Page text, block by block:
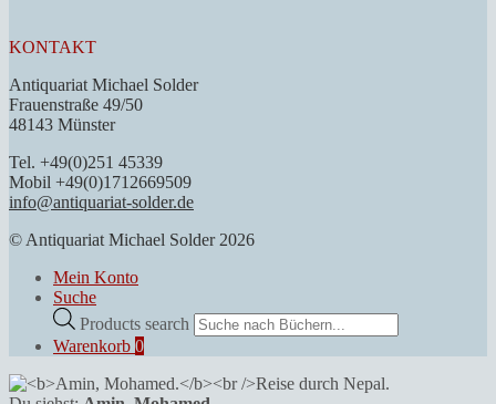
KONTAKT
Antiquariat Michael Solder
Frauenstraße 49/50
48143 Münster
Tel. +49(0)251 45339
Mobil +49(0)1712669509
info@antiquariat-solder.de
© Antiquariat Michael Solder 2026
Mein Konto
Suche
Products search
Warenkorb 0